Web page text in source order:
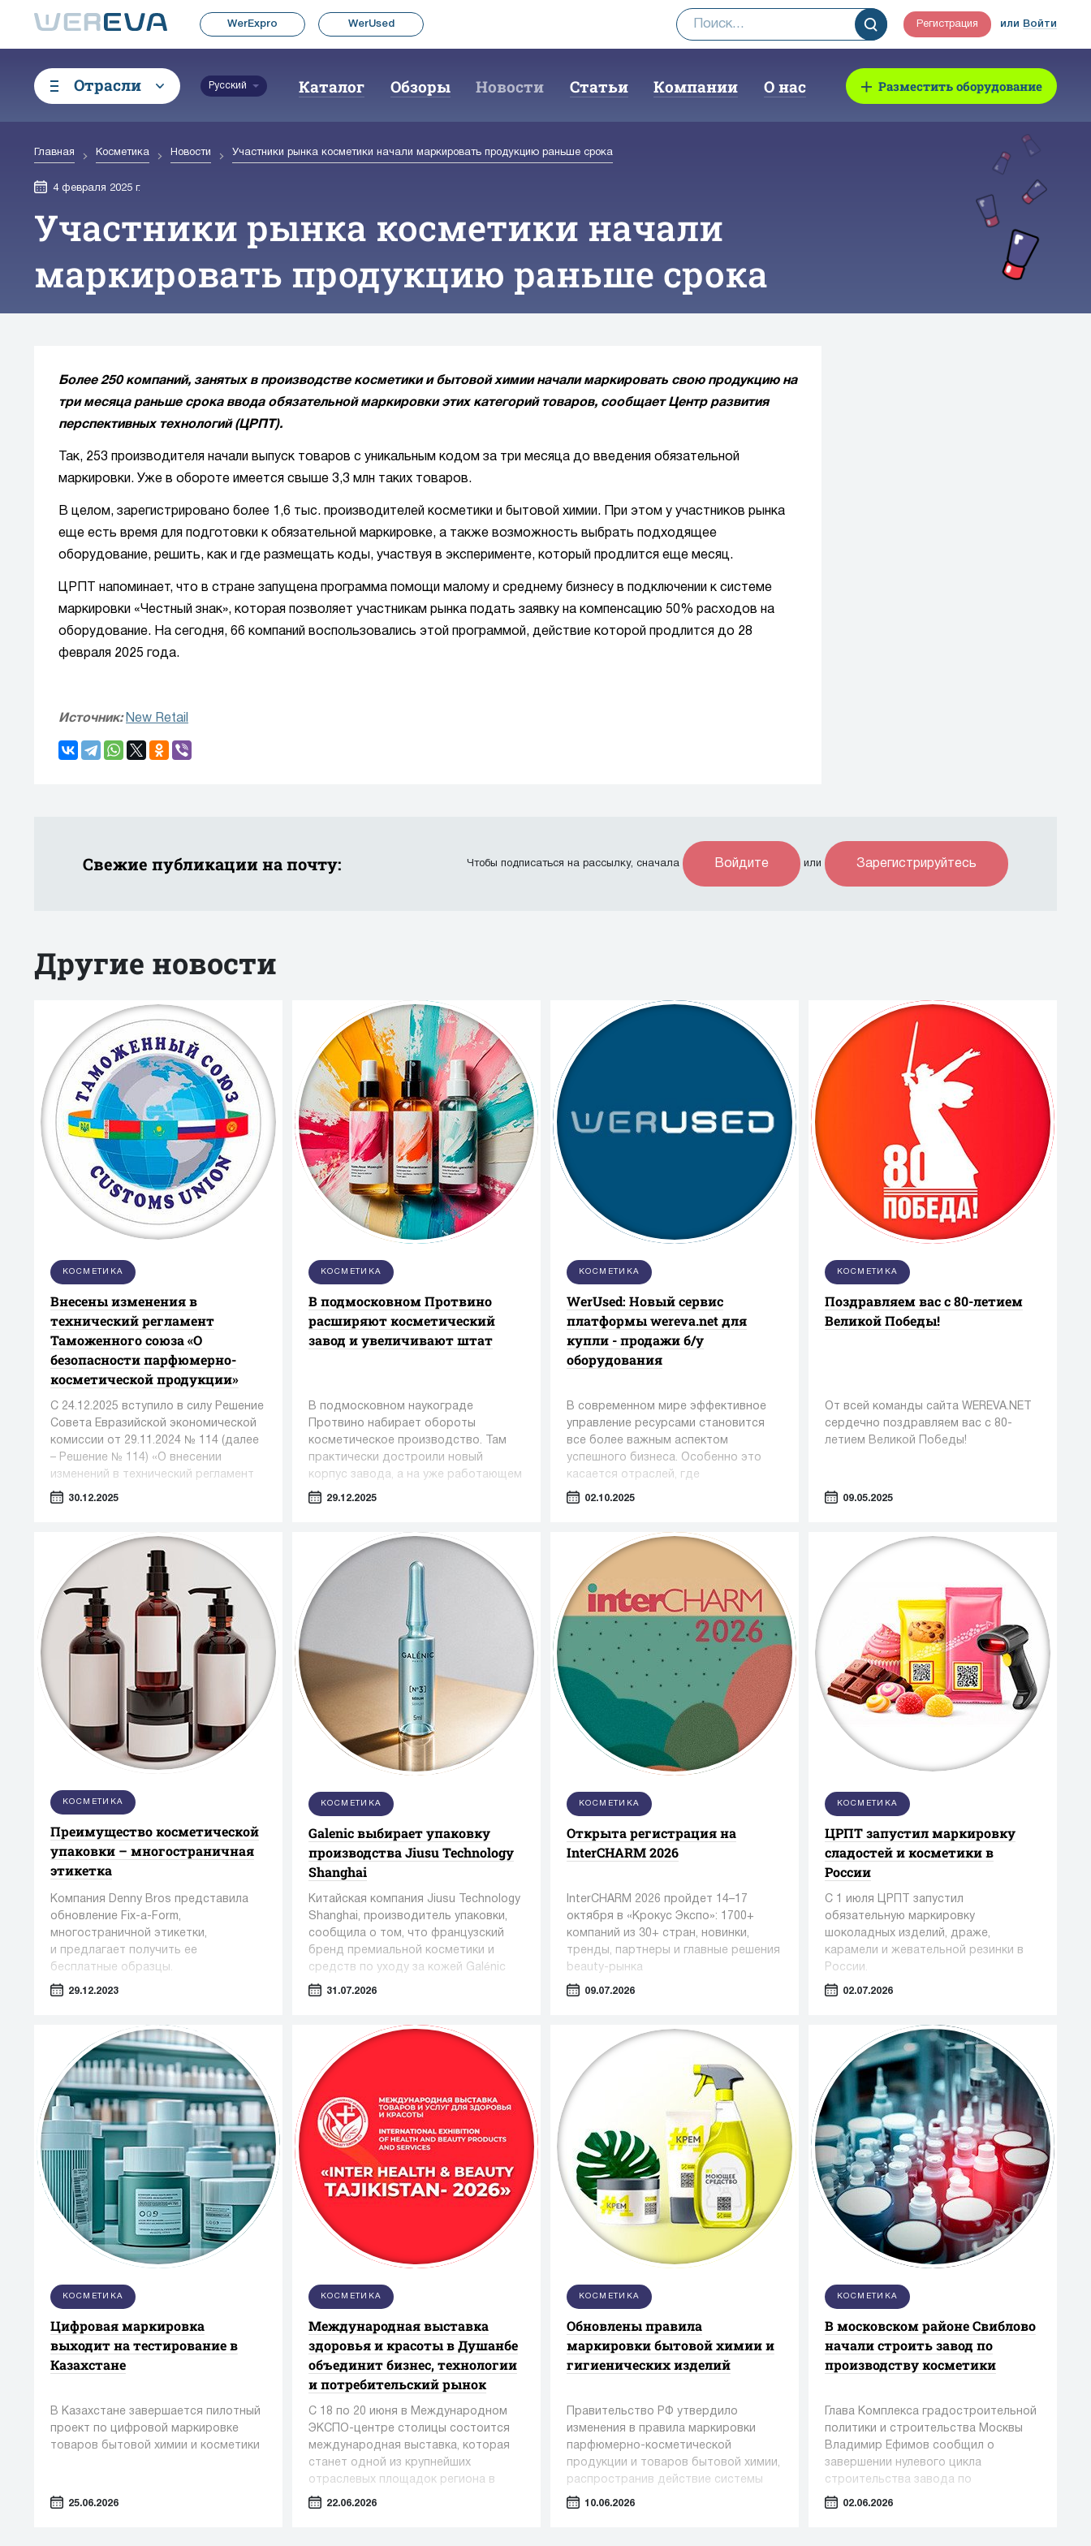
WerExpro WerUsed Регистрация или Войти
Отрасли Русский Каталог Обзоры Новости Статьи Компании О нас Разместить оборудование
Главная Косметика Новости Участники рынка косметики начали маркировать продукцию раньше срока
4 февраля 2025 г.
Участники рынка косметики начали
маркировать продукцию раньше срока
Более 250 компаний, занятых в производстве косметики и бытовой химии начали маркировать свою продукцию на
три месяца раньше срока ввода обязательной маркировки этих категорий товаров, сообщает Центр развития
перспективных технологий (ЦРПТ).
Так, 253 производителя начали выпуск товаров с уникальным кодом за три месяца до введения обязательной
маркировки. Уже в обороте имеется свыше 3,3 млн таких товаров.
В целом, зарегистрировано более 1,6 тыс. производителей косметики и бытовой химии. При этом у участников рынка
еще есть время для подготовки к обязательной маркировке, а также возможность выбрать подходящее
оборудование, решить, как и где размещать коды, участвуя в эксперименте, который продлится еще месяц.
ЦРПТ напоминает, что в стране запущена программа помощи малому и среднему бизнесу в подключении к системе
маркировки «Честный знак», которая позволяет участникам рынка подать заявку на компенсацию 50% расходов на
оборудование. На сегодня, 66 компаний воспользовались этой программой, действие которой продлится до 28
февраля 2025 года.
Источник: New Retail
Свежие публикации на почту: Чтобы подписаться на рассылку, сначала Войдите или Зарегистрируйтесь
Другие новости
КОСМЕТИКА
Внесены изменения в
технический регламент
Таможенного союза «О
безопасности парфюмерно-
косметической продукции»
С 24.12.2025 вступило в силу Решение
Совета Евразийской экономической
комиссии от 29.11.2024 № 114 (далее
– Решение № 114) «О внесении
изменений в технический регламент
Таможенного союза «О безопасности
30.12.2025
КОСМЕТИКА
В подмосковном Протвино
расширяют косметический
завод и увеличивают штат
В подмосковном наукограде
Протвино набирает обороты
косметическое производство. Там
практически достроили новый
корпус завода, а на уже работающем
предприятии только за этот год
29.12.2025
КОСМЕТИКА
WerUsed: Новый сервис
платформы wereva.net для
купли - продажи б/у
оборудования
В современном мире эффективное
управление ресурсами становится
все более важным аспектом
успешного бизнеса. Особенно это
касается отраслей, где
оборудование играет ключевую роль
промышленность.
02.10.2025
КОСМЕТИКА
Поздравляем вас с 80-летием
Великой Победы!
От всей команды сайта WEREVA.NET
сердечно поздравляем вас с 80-
летием Великой Победы!
09.05.2025
КОСМЕТИКА
Преимущество косметической
упаковки – многостраничная
этикетка
Компания Denny Bros представила
обновление Fix-a-Form,
многостраничной этикетки,
и предлагает получить ее
бесплатные образцы.
29.12.2023
КОСМЕТИКА
Galenic выбирает упаковку
производства Jiusu Technology
Shanghai
Китайская компания Jiusu Technology
Shanghai, производитель упаковки,
сообщила о том, что французский
бренд премиальной косметики и
средств по уходу за кожей Galénic
выбрал высокоточную упаковку для
31.07.2026
КОСМЕТИКА
Открыта регистрация на
InterCHARM 2026
InterCHARM 2026 пройдет 14–17
октября в «Крокус Экспо»: 1700+
компаний из 30+ стран, новинки,
тренды, партнеры и главные решения
beauty-рынка
09.07.2026
КОСМЕТИКА
ЦРПТ запустил маркировку
сладостей и косметики в
России
С 1 июля ЦРПТ запустил
обязательную маркировку
шоколадных изделий, драже,
карамели и жевательной резинки в
России.
02.07.2026
КОСМЕТИКА
Цифровая маркировка
выходит на тестирование в
Казахстане
В Казахстане завершается пилотный
проект по цифровой маркировке
товаров бытовой химии и косметики
25.06.2026
КОСМЕТИКА
Международная выставка
здоровья и красоты в Душанбе
объединит бизнес, технологии
и потребительский рынок
С 18 по 20 июня в Международном
ЭКСПО-центре столицы состоится
международная выставка, которая
станет одной из крупнейших
отраслевых площадок региона в
сфере медицины, фармацевтики и
22.06.2026
КОСМЕТИКА
Обновлены правила
маркировки бытовой химии и
гигиенических изделий
Правительство РФ утвердило
изменения в правила маркировки
парфюмерно-косметической
продукции и товаров бытовой химии,
распространив действие системы
обязательной маркировки на новые
10.06.2026
КОСМЕТИКА
В московском районе Свиблово
начали строить завод по
производству косметики
Глава Комплекса градостроительной
политики и строительства Москвы
Владимир Ефимов сообщил о
завершении нулевого цикла
строительства завода по
производству косметики и упаковки в
02.06.2026